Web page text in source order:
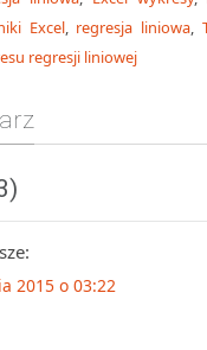
Excel, regresja liniowa,
regresji liniowej
2015 o 03:22